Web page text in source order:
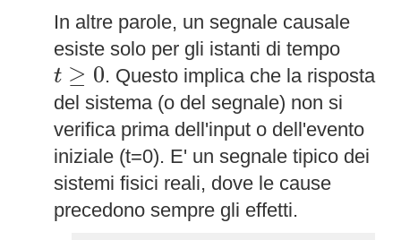
In altre parole, un segnale causale
esiste solo per gli istanti di tempo
t ≥ 0
t≥0
. Questo implica che la risposta
del sistema (o del segnale) non si
verifica prima dell'input o dell'evento
iniziale (t=0). E' un segnale tipico dei
sistemi fisici reali, dove le cause
precedono sempre gli effetti.